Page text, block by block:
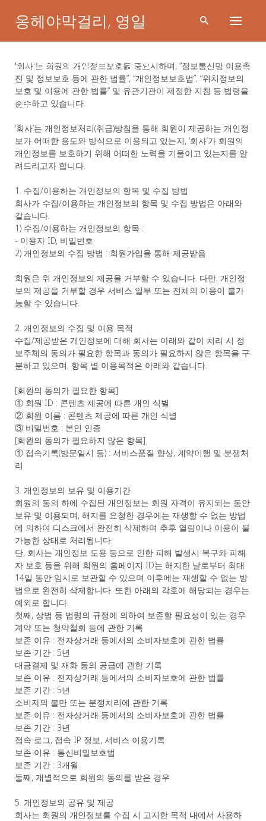
content옹헤야막걸리, 영일
만소주 | 청슬전통도
가
개인정보 처리방침
'회사'는 회원의 개인정보보호를 중요시하며, “정보통신망 이용촉
진 및 정보보호 등에 관한 법률”, “개인정보보호법”, “위치정보의
보호 및 이용에 관한 법률” 및 유관기관이 제정한 지침 등 법령을
준수하고 있습니다.
‘회사’는 개인정보처리(취급)방침을 통해 회원이 제공하는 개인정
보가 어떠한 용도와 방식으로 이용되고 있는지, ‘회사’가 회원의
개인정보를 보호하기 위해 어떠한 노력을 기울이고 있는지를 알
려드리고자 합니다.
1. 수집/이용하는 개인정보의 항목 및 수집 방법
회사가 수집/이용하는 개인정보의 항목 및 수집 방법은 아래와
같습니다.
1) 수집/이용하는 개인정보의 항목 :
- 이용자 ID, 비밀번호
2) 개인정보의 수집 방법 : 회원가입을 통해 제공받음
회원은 위 개인정보의 제공을 거부할 수 있습니다. 다만, 개인정
보의 제공을 거부할 경우 서비스 일부 또는 전체의 이용이 불가
능할 수 있습니다.
2. 개인정보의 수집 및 이용 목적
수집/제공받은 개인정보에 대해 회사는 아래와 같이 처리 시 정
보주체의 동의가 필요한 항목과 동의가 필요하지 않은 항목을 구
분하고 있으며, 항목 별 이용목적은 아래와 같습니다.
[회원의 동의가 필요한 항목]
① 회원 ID : 콘텐츠 제공에 따른 개인 식별
② 회원 이름 : 콘텐츠 제공에 따른 개인 식별
③ 비밀번호 : 본인 인증
[회원의 동의가 필요하지 않은 항목]
① 접속기록(방문일시 등) : 서비스품질 향상, 계약이행 및 분쟁처
리
3. 개인정보의 보유 및 이용기간
회원의 동의 하에 수집된 개인정보는 회원 자격이 유지되는 동안
보유 및 이용되며, 해지를 요청한 경우에는 재생할 수 없는 방법
에 의하여 디스크에서 완전히 삭제하며 추후 열람이나 이용이 불
가능한 상태로 처리됩니다.
단, 회사는 개인정보 도용 등으로 인한 피해 발생시 복구와 피해
자 보호 등을 위해 회원의 홈페이지 ID는 해지한 날로부터 최대
14일 동안 임시로 보관할 수 있으며 이후에는 재생할 수 없는 방
법으로 완전히 삭제합니다. 또한 아래의 각호에 해당되는 경우는
예외로 합니다.
첫째, 상법 등 법령의 규정에 의하여 보존할 필요성이 있는 경우
계약 또는 청약철회 등에 관한 기록
보존 이유 : 전자상거래 등에서의 소비자보호에 관한 법률
보존 기간 : 5년
대금결제 및 재화 등의 공급에 관한 기록
보존 이유 : 전자상거래 등에서의 소비자보호에 관한 법률
보존 기간 : 5년
소비자의 불만 또는 분쟁처리에 관한 기록
보존 이유 : 전자상거래 등에서의 소비자보호에 관한 법률
보존 기간 : 3년
접속 로그, 접속 IP 정보, 서비스 이용기록
보존 이유 : 통신비밀보호법
보존 기간 : 3개월
둘째, 개별적으로 회원의 동의를 받은 경우
5. 개인정보의 공유 및 제공
회사는 회원의 개인정보를 수집 시 고지한 목적 내에서 사용하